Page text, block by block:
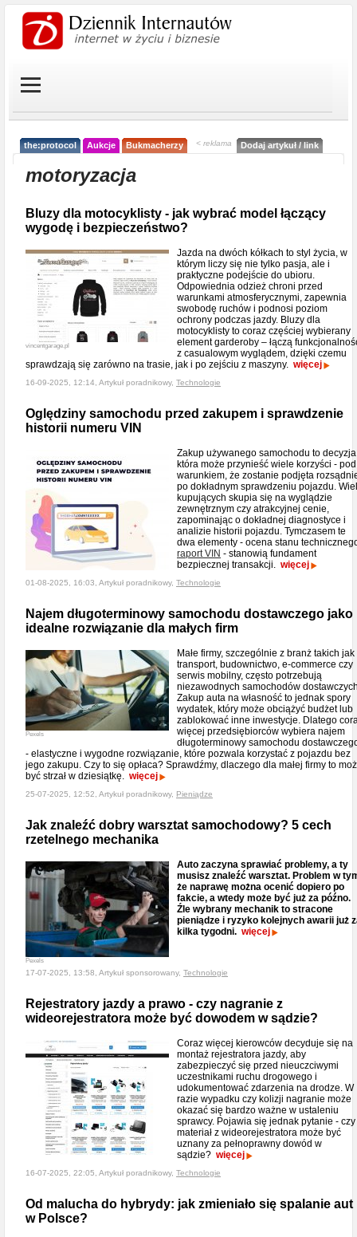
the:protocol Aukcje Bukmacherzy < reklama Dodaj artykuł / link
motoryzacja
Bluzy dla motocyklisty - jak wybrać model łączący
wygodę i bezpieczeństwo?
vincentgarage.pl
Jazda na dwóch kółkach to styl życia, w
którym liczy się nie tylko pasja, ale i
praktyczne podejście do ubioru.
Odpowiednia odzież chroni przed
warunkami atmosferycznymi, zapewnia
swobodę ruchów i podnosi poziom
ochrony podczas jazdy. Bluzy dla
motocyklisty to coraz częściej wybierany
element garderoby – łączą
z casualowym wyglądem, dzięki czemu
sprawdzają się zarówno na trasie, jak i po zejściu z maszyny. więcej
16-09-2025, 12:14, Artykuł poradnikowy, Technologie
Oględziny samochodu przed zakupem i sprawdzenie
historii numeru VIN
Zakup używanego samochodu to
która może przynieść wiele korzyści - pod
warunkiem, że zostanie podjęta
po dokładnym sprawdzeniu pojazdu.
kupujących skupia się na wyglądzie
zewnętrznym czy atrakcyjnej cenie,
zapominając o dokładnej diagnostyce i
analizie historii pojazdu. Tymczasem te
dwa elementy - ocena stanu
raport VIN - stanowią fundament
bezpiecznej transakcji. więcej
01-08-2025, 16:03, Artykuł poradnikowy, Technologie
Najem długoterminowy samochodu dostawczego jako
idealne rozwiązanie dla małych firm
Pexels
Małe firmy, szczególnie z branż takich jak
transport, budownictwo, e-commerce czy
serwis mobilny, często potrzebują
niezawodnych samochodów
Zakup auta na własność to jednak spory
wydatek, który może obciążyć budżet lub
zablokować inne inwestycje. Dlatego
więcej przedsiębiorców wybiera najem
długoterminowy samochodu
- elastyczne i wygodne rozwiązanie, które pozwala korzystać z pojazdu bez
jego zakupu. Czy to się opłaca? Sprawdźmy, dlaczego dla małej firmy to
być strzał w dziesiątkę. więcej
25-07-2025, 12:52, Artykuł poradnikowy, Pieniądze
Jak znaleźć dobry warsztat samochodowy? 5 cech
rzetelnego mechanika
Pexels
Auto zaczyna sprawiać problemy, a ty
musisz znaleźć warsztat. Problem w
że naprawę można ocenić dopiero po
fakcie, a wtedy może być już za późno.
Źle wybrany mechanik to stracone
pieniądze i ryzyko kolejnych awarii już
kilka tygodni. więcej
17-07-2025, 13:58, Artykuł sponsorowany, Technologie
Rejestratory jazdy a prawo - czy nagranie z
wideorejestratora może być dowodem w sądzie?
Coraz więcej kierowców decyduje się na
montaż rejestratora jazdy, aby
zabezpieczyć się przed nieuczciwymi
uczestnikami ruchu drogowego i
udokumentować zdarzenia na drodze. W
razie wypadku czy kolizji nagranie może
okazać się bardzo ważne w ustaleniu
sprawcy. Pojawia się jednak pytanie - czy
materiał z wideorejestratora może być
uznany za pełnoprawny dowód w
sądzie? więcej
16-07-2025, 22:05, Artykuł poradnikowy, Technologie
Od malucha do hybrydy: jak zmieniało się spalanie aut
w Polsce?